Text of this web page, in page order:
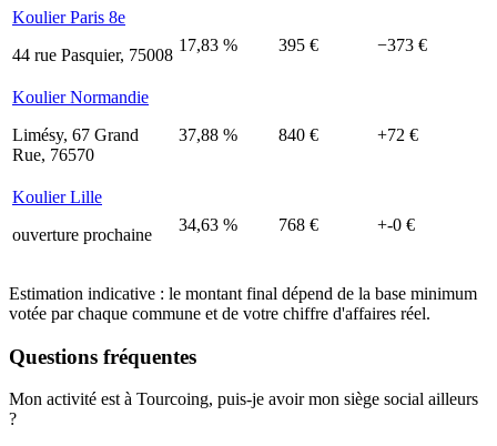
Koulier Paris 8e
44 rue Pasquier, 75008
17,83 % 395 € −373 €
Koulier Normandie
Limésy, 67 Grand
Rue, 76570
37,88 % 840 € +72 €
Koulier Lille
ouverture prochaine
34,63 % 768 € +-0 €
Estimation indicative : le montant final dépend de la base minimum
votée par chaque commune et de votre chiffre d'affaires réel.
Questions fréquentes
Mon activité est à Tourcoing, puis-je avoir mon siège social ailleurs
?